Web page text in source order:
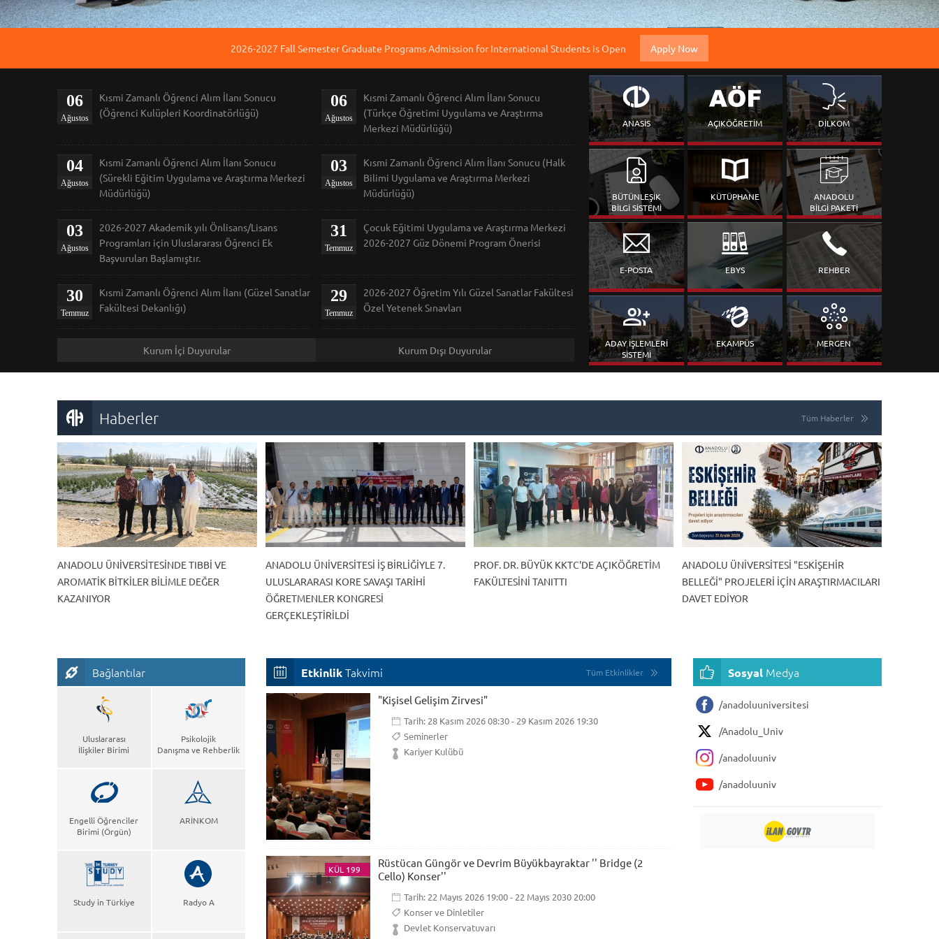
2026-2027 Fall Semester Graduate Programs Admission for International Students is Open Apply Now
ANASİS AÇIKÖĞRETİM DİLKOM
BÜTÜNLEŞİK
BİLGİ SİSTEMİ
KÜTÜPHANE
ANADOLU
BİLGİ PAKETİ
E-POSTA EBYS REHBER
ADAY İŞLEMLERİ
SİSTEMİ
EKAMPÜS MERGEN
06
Ağustos
Kısmi Zamanlı Öğrenci Alım İlanı Sonucu
(Öğrenci Kulüpleri Koordinatörlüğü)
06
Ağustos
Kısmi Zamanlı Öğrenci Alım İlanı Sonucu
(Türkçe Öğretimi Uygulama ve Araştırma
Merkezi Müdürlüğü)
04
Ağustos
Kısmi Zamanlı Öğrenci Alım İlanı Sonucu
(Sürekli Eğitim Uygulama ve Araştırma Merkezi
Müdürlüğü)
03
Ağustos
Kısmi Zamanlı Öğrenci Alım İlanı Sonucu (Halk
Bilimi Uygulama ve Araştırma Merkezi
Müdürlüğü)
03
Ağustos
2026-2027 Akademik yılı Önlisans/Lisans
Programları için Uluslararası Öğrenci Ek
Başvuruları Başlamıştır.
31
Temmuz
Çocuk Eğitimi Uygulama ve Araştırma Merkezi
2026-2027 Güz Dönemi Program Önerisi
30
Temmuz
Kısmi Zamanlı Öğrenci Alım İlanı (Güzel Sanatlar
Fakültesi Dekanlığı)
29
Temmuz
2026-2027 Öğretim Yılı Güzel Sanatlar Fakültesi
Özel Yetenek Sınavları
Kurum İçi Duyurular Kurum Dışı Duyurular
Haberler Tüm Haberler
ANADOLU ÜNIVERSITESINDE TIBBI VE
AROMATIK BITKILER BILIMLE DEĞER
KAZANIYOR
ANADOLU ÜNIVERSITESI IŞ BIRLIĞIYLE 7.
ULUSLARARASI KORE SAVAŞI TARIHI
ÖĞRETMENLER KONGRESI
GERÇEKLEŞTIRILDI
PROF. DR. BÜYÜK KKTC'DE AÇIKÖĞRETIM
FAKÜLTESINI TANITTI
ANADOLU ÜNIVERSITESI "ESKIŞEHIR
BELLEĞI" PROJELERI IÇIN ARAŞTIRMACILARI
DAVET EDIYOR
EtkinlikTakvimi Tüm Etkinlikler
"Kişisel Gelişim Zirvesi"
Tarih: 28 Kasım 2026 08:30 - 29 Kasım 2026 19:30
Seminerler
Kariyer Kulübü
KÜL 199
Rüstücan Güngör ve Devrim Büyükbayraktar '' Bridge (2
Cello) Konser''
Tarih: 22 Mayıs 2026 19:00 - 22 Mayıs 2030 20:00
Konser ve Dinletiler
Devlet Konservatuvarı
Sosyal Medya
/anadoluuniversitesi
/Anadolu_Univ
/anadoluuniv
/anadoluuniv
Bağlantılar
Uluslararası
İlişkiler Birimi
Psikolojik
Danışma ve Rehberlik
Engelli Öğrenciler
Birimi (Örgün)
ARİNKOM
Study in Türkiye Radyo A